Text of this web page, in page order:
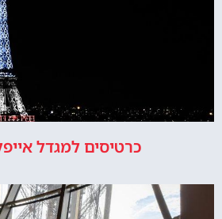
כרטיסים למגדל